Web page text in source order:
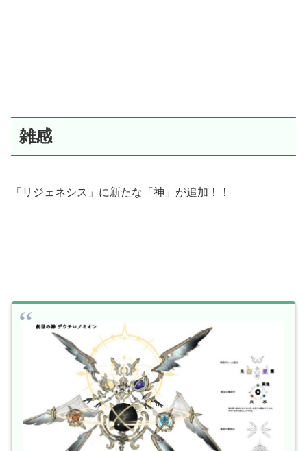
雑感
「リジェネシス」に新たな「神」が追加！！